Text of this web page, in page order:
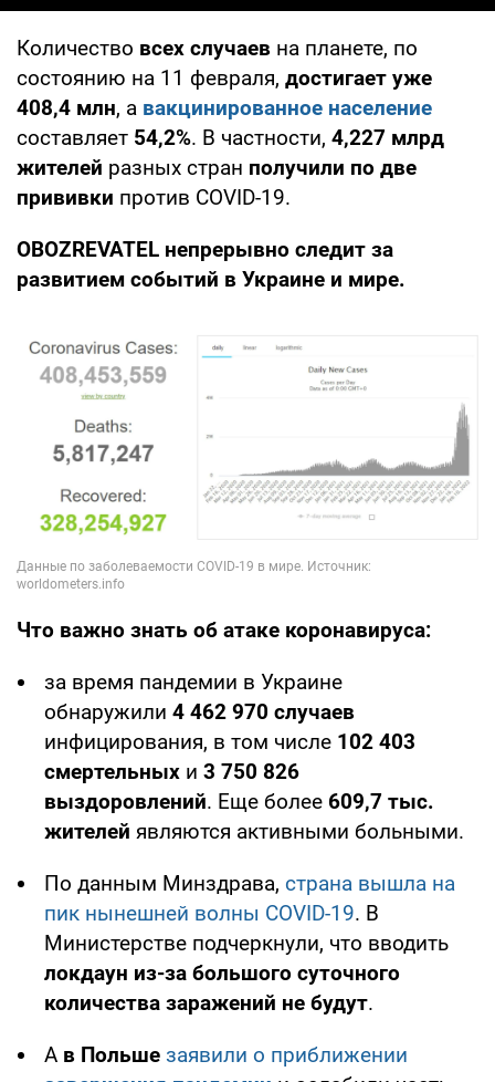
Количество всех случаев на планете, по
состоянию на 11 февраля, достигает уже
408,4 млн, а вакцинированное население
составляет 54,2%. В частности, 4,227 млрд
жителей разных стран получили по две
прививки против COVID-19.
OBOZREVATEL непрерывно следит за
развитием событий в Украине и мире.
Что важно знать об атаке коронавируса:
за время пандемии в Украине
обнаружили 4 462 970 случаев
инфицирования, в том числе 102 403
смертельных и 3 750 826
выздоровлений. Еще более 609,7 тыс.
жителей являются активными больными.
По данным Минздрава, страна вышла на
пик нынешней волны COVID-19. В
Министерстве подчеркнули, что вводить
локдаун из-за большого суточного
количества заражений не будут.
А в Польше заявили о приближении